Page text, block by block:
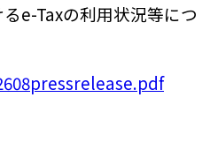
e-Taxの利用状況等につ